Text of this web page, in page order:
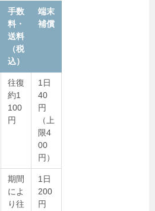
手数
料・
送料
（税
込）
端末
補償
往復
約1
100
円
1日
40
円
（上
限4
00
円）
期間
によ
り往
1日
200
円